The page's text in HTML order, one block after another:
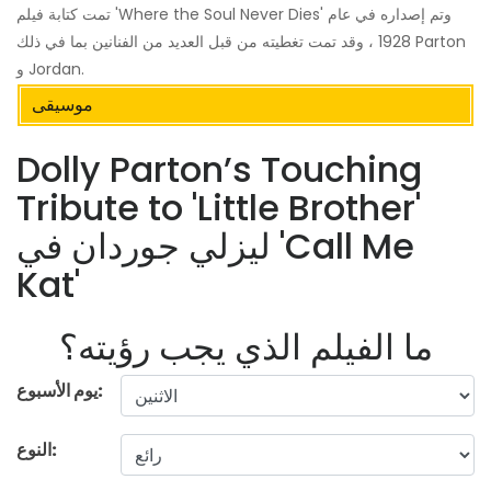
تمت كتابة فيلم 'Where the Soul Never Dies' وتم إصداره في عام
1928 ، وقد تمت تغطيته من قبل العديد من الفنانين بما في ذلك Parton
و Jordan.
موسيقى
Dolly Parton’s Touching
Tribute to 'Little Brother'
ليزلي جوردان في 'Call Me
Kat'
ما الفيلم الذي يجب رؤيته؟
يوم الأسبوع:
النوع: